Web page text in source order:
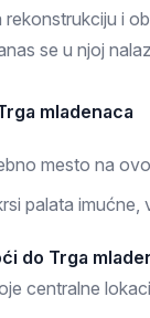
rekonstrukciju i
se u njoj
mladenaca
mesto na
palata
do Trga
centralne